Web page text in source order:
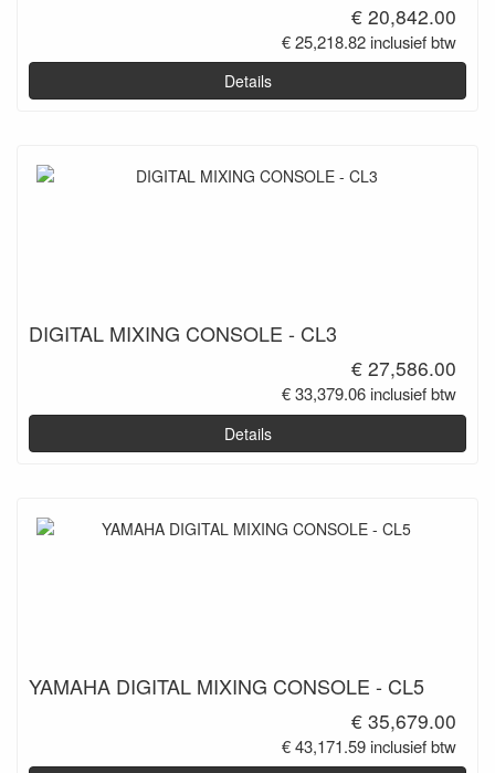
€ 20,842.00
€ 25,218.82 inclusief btw
Details
DIGITAL MIXING CONSOLE - CL3
€ 27,586.00
€ 33,379.06 inclusief btw
Details
YAMAHA DIGITAL MIXING CONSOLE - CL5
€ 35,679.00
€ 43,171.59 inclusief btw